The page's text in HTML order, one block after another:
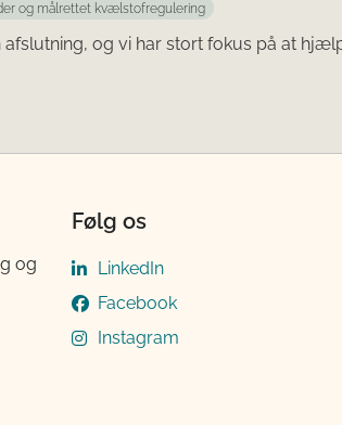
og målrettet kvælstofregulering
og vi har stort fokus på at
og
Følg os
LinkedIn
Facebook
Instagram